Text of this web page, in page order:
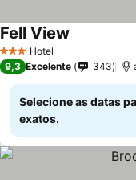
3 EstrelasHotel
Fell View
9,3 Excelente 343
Selecione as datas
exatos.